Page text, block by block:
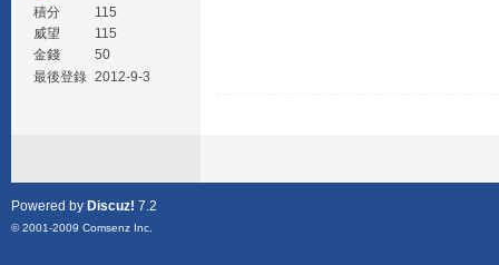
積分
115
威望
115
金錢
50
最後登錄 2012-9-3
Powered by Discuz! 7.2
© 2001-2009 Comsenz Inc.